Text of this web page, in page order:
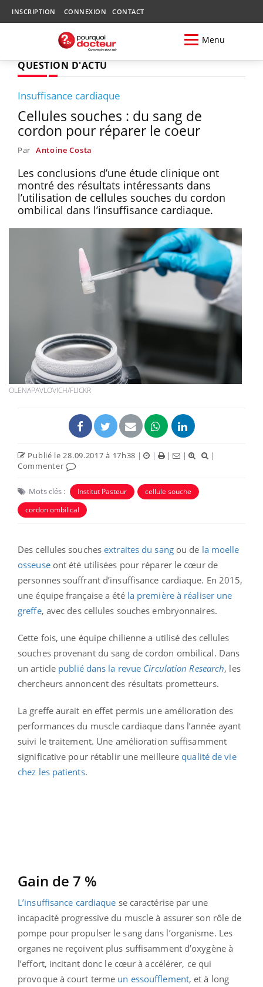
INSCRIPTION CONNEXION CONTACT
Menu
QUESTION D'ACTU
Insuffisance cardiaque
Cellules souches : du sang de
cordon pour réparer le coeur
Par Antoine Costa
Les conclusions d’une étude clinique ont
montré des résultats intéressants dans
l’utilisation de cellules souches du cordon
ombilical dans l’insuffisance cardiaque.
OLENAPAVLOVICH/FLICKR
Publié le 28.09.2017 à 17h38 | | | |
|
Commenter
Mots clés : Institut Pasteur
cellule souche
cordon ombilical
Des cellules souchesextraites du sangou de la moelle
osseuseont été utilisées pour réparer le cœur de
personnes souffrant d’insuffisance cardiaque. En 2015,
une équipe française a été la première à réaliser une
greffe, avec des cellules souches embryonnaires.
Cette fois, une équipe chilienne a utilisé des cellules
souches provenant du sang de cordon ombilical. Dans
un article publié dans la revue Circulation Research, les
chercheurs annoncent des résultats prometteurs.
La greffe aurait en effet permis une amélioration des
performances du muscle cardiaque dans l’année ayant
suivi le traitement. Une amélioration suffisamment
significative pour rétablir une meilleure qualité de vie
chez les patients.
Gain de 7 %
L’insuffisance cardiaque se caractérise par une
incapacité progressive du muscle à assurer son rôle de
pompe pour propulser le sang dans l’organisme. Les
organes ne reçoivent plus suffisamment d’oxygène à
l’effort, incitant donc le cœur à accélérer, ce qui
provoque à court terme un essoufflement, et à long